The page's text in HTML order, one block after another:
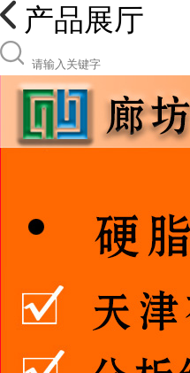
产品展厅